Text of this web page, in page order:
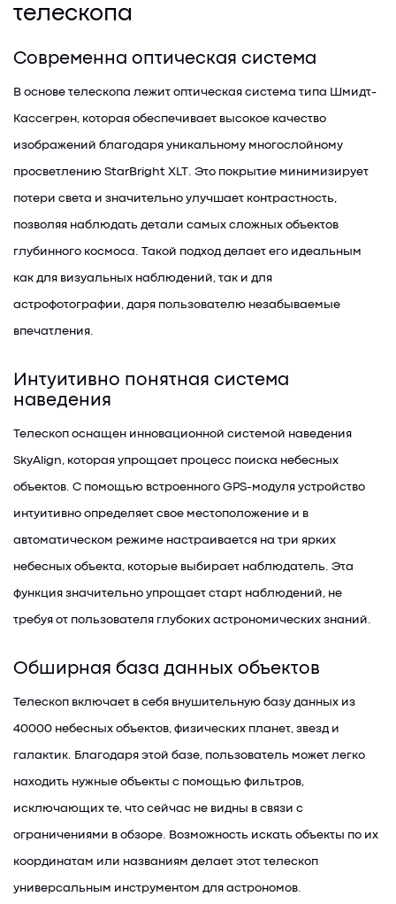
телескопа
Современна оптическая система
В основе телескопа лежит оптическая система типа Шмидт-
Кассегрен, которая обеспечивает высокое качество
изображений благодаря уникальному многослойному
просветлению StarBright XLT. Это покрытие минимизирует
потери света и значительно улучшает контрастность,
позволяя наблюдать детали самых сложных объектов
глубинного космоса. Такой подход делает его идеальным
как для визуальных наблюдений, так и для
астрофотографии, даря пользователю незабываемые
впечатления.
Интуитивно понятная система
наведения
Телескоп оснащен инновационной системой наведения
SkyAlign, которая упрощает процесс поиска небесных
объектов. С помощью встроенного GPS-модуля устройство
интуитивно определяет свое местоположение и в
автоматическом режиме настраивается на три ярких
небесных объекта, которые выбирает наблюдатель. Эта
функция значительно упрощает старт наблюдений, не
требуя от пользователя глубоких астрономических знаний.
Обширная база данных объектов
Телескоп включает в себя внушительную базу данных из
40000 небесных объектов, физических планет, звезд и
галактик. Благодаря этой базе, пользователь может легко
находить нужные объекты с помощью фильтров,
исключающих те, что сейчас не видны в связи с
ограничениями в обзоре. Возможность искать объекты по их
координатам или названиям делает этот телескоп
универсальным инструментом для астрономов.